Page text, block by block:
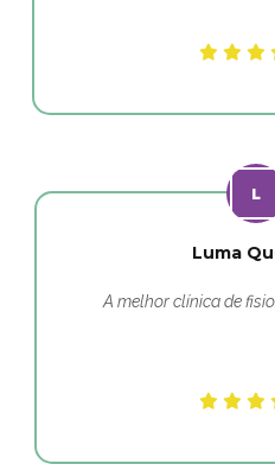
Luma
A melhor clínica de